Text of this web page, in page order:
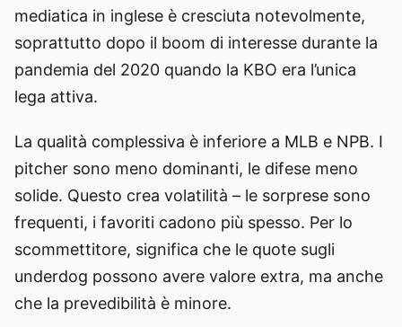
mediatica in inglese è cresciuta notevolmente,
soprattutto dopo il boom di interesse durante la
pandemia del 2020 quando la KBO era l’unica
lega attiva.
La qualità complessiva è inferiore a MLB e NPB. I
pitcher sono meno dominanti, le difese meno
solide. Questo crea volatilità – le sorprese sono
frequenti, i favoriti cadono più spesso. Per lo
scommettitore, significa che le quote sugli
underdog possono avere valore extra, ma anche
che la prevedibilità è minore.